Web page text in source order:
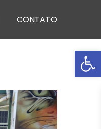
CONTATO